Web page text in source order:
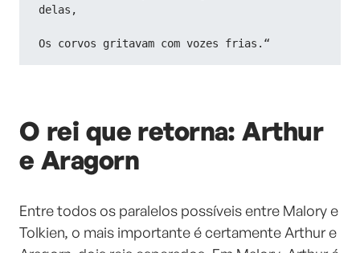
delas,
Os corvos gritavam com vozes frias.“
O rei que retorna: Arthur
e Aragorn
Entre todos os paralelos possíveis entre Malory e
Tolkien, o mais importante é certamente Arthur e